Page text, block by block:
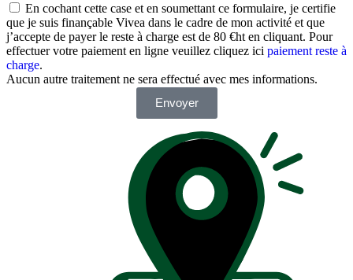
En cochant cette case et en soumettant ce formulaire, je certifie
que je suis finançable Vivea dans le cadre de mon activité et que
j’accepte de payer le reste à charge est de 80 €ht en cliquant. Pour
effectuer votre paiement en ligne veuillez cliquez ici paiement reste à
charge.
Aucun autre traitement ne sera effectué avec mes informations.
Envoyer